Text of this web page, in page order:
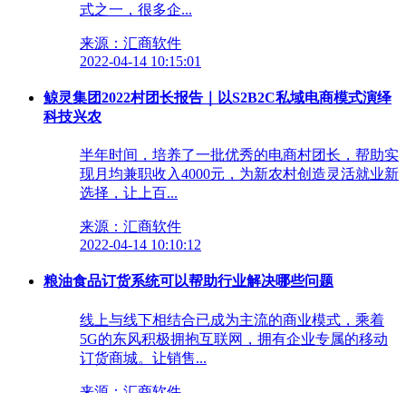
式之一，很多企...
来源：汇商软件
2022-04-14 10:15:01
鲸灵集团2022村团长报告｜以S2B2C私域电商模式演绎
科技兴农
半年时间，培养了一批优秀的电商村团长，帮助实
现月均兼职收入4000元，为新农村创造灵活就业新
选择，让上百...
来源：汇商软件
2022-04-14 10:10:12
粮油食品订货系统可以帮助行业解决哪些问题
线上与线下相结合已成为主流的商业模式，乘着
5G的东风积极拥抱互联网，拥有企业专属的移动
订货商城。让销售...